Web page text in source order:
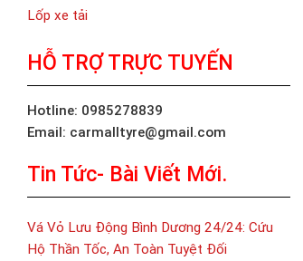
Lốp xe tải
HỖ TRỢ TRỰC TUYẾN
Hotline: 0985278839
Email: carmalltyre@gmail.com
Tin Tức- Bài Viết Mới.
Vá Vỏ Lưu Động Bình Dương 24/24: Cứu
Hộ Thần Tốc, An Toàn Tuyệt Đối